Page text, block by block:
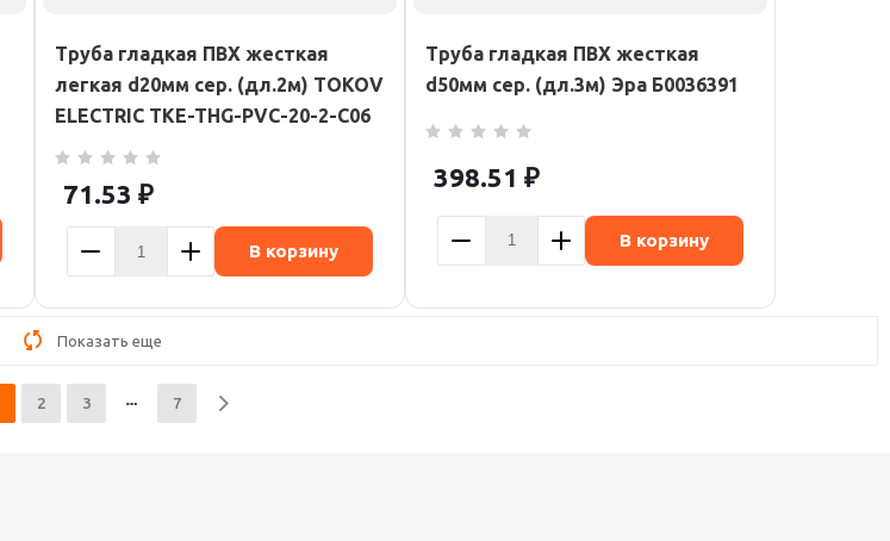
Труба гладкая ПВХ жесткая
легкая d20мм сер. (дл.2м) TOKOV
ELECTRIC TKE-THG-PVC-20-2-C06
71.53 ₽
В корзину
Труба гладкая ПВХ жесткая
d50мм сер. (дл.3м) Эра Б0036391
398.51 ₽
В корзину
Показать еще
2 3 7